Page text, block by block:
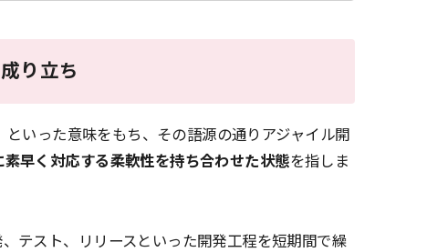
り立ち
いった意味をもち、その語源の通りアジャイル開
素早く対応する柔軟性を持ち合わせた状態を指しま
テスト、リリースといった開発工程を短期間で繰